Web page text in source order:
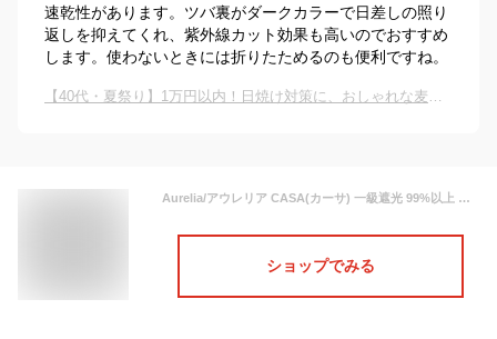
速乾性があります。ツバ裏がダークカラーで日差しの照り
返しを抑えてくれ、紫外線カット効果も高いのでおすすめ
します。使わないときには折りたためるのも便利ですね。
【40代・夏祭り】1万円以内！日焼け対策に、おしゃれな麦わら帽子のおすすめは？
Aurelia/アウレリア CASA(カーサ) 一級遮光 99%以上 ポケッタブルコインハット リボンブレードハット 日本製 レディース [全2色 FREE 57.5cm 調整可能] [AU118]遮光ハット UV対策 UPF50+ 神戸セレクション 折りたたみ 麦わら帽子 つば広 UVケア 紫外線対策 帽子 女性 母の日
ショップでみる